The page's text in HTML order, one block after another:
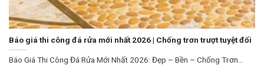
Báo giá thi công đá rửa mới nhất 2026 | Chống trơn trượt tuyệt đối
Báo Giá Thi Công Đá Rửa Mới Nhất 2026: Đẹp – Bền – Chống Trơn...